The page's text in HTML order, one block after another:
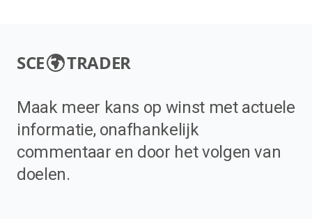
SCE TRADER
Maak meer kans op winst met actuele
informatie, onafhankelijk
commentaar en door het volgen van
doelen.